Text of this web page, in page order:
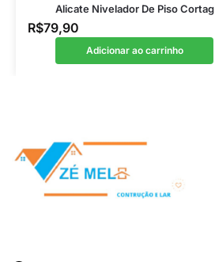
Alicate Nivelador De Piso Cortag
R$79,90
Adicionar ao carrinho